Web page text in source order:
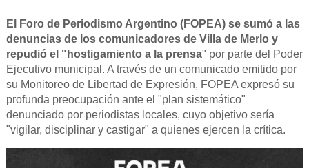
El Foro de Periodismo Argentino (FOPEA) se sumó a las
denuncias de los comunicadores de Villa de Merlo y
repudió el "hostigamiento a la prensa" por parte del Poder
Ejecutivo municipal. A través de un comunicado emitido por
su Monitoreo de Libertad de Expresión, FOPEA expresó su
profunda preocupación ante el "plan sistemático"
denunciado por periodistas locales, cuyo objetivo sería
"vigilar, disciplinar y castigar" a quienes ejercen la crítica.